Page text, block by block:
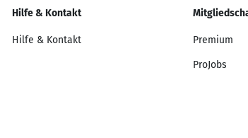
Hilfe & Kontakt
Hilfe & Kontakt Premium
ProJobs